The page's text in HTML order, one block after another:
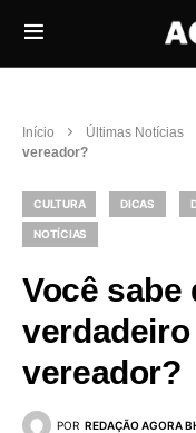
Início Últimas Notícias
vereador?
CULTURA DICAS
NOTÍCIAS
Você sabe
vereador?
POR REDAÇÃO AGORA